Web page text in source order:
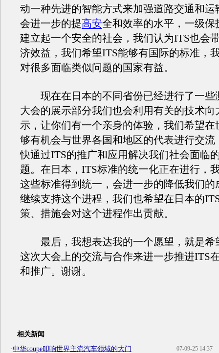
动一种先进的智能方式来加强道路交通和运
会进一步的提高安全和效率的水平，一级保
建立起一个安全的社会，我们认为ITS也会
济效益，我们希望ITS能够有国际的标准，
对很多面临类似问题的国家有益。
现在在日本的不同省份已经进行了一些
大会的展示部分我们也会利用有关的技术向
示，让你们有一个亲身的体验，我们希望在
够有机会与世界各国和地区的代表进行交流
快通过ITS的推广和应用解决我们社会面临
题。在日本，ITS标准的统一化正在进行，
这些标准得到统一，会进一步的降低我们的
继续支持这个进程，我们也希望在日本的
策、措施会对这个进程作出贡献。
最后，我想表达我的一个愿望，就是希
这次大会上的交流与合作来进一步推进ITS
和推广。谢谢。
相关新闻
07-09-25 14:37
·中华coupe叩响世界主流汽车领域的大门